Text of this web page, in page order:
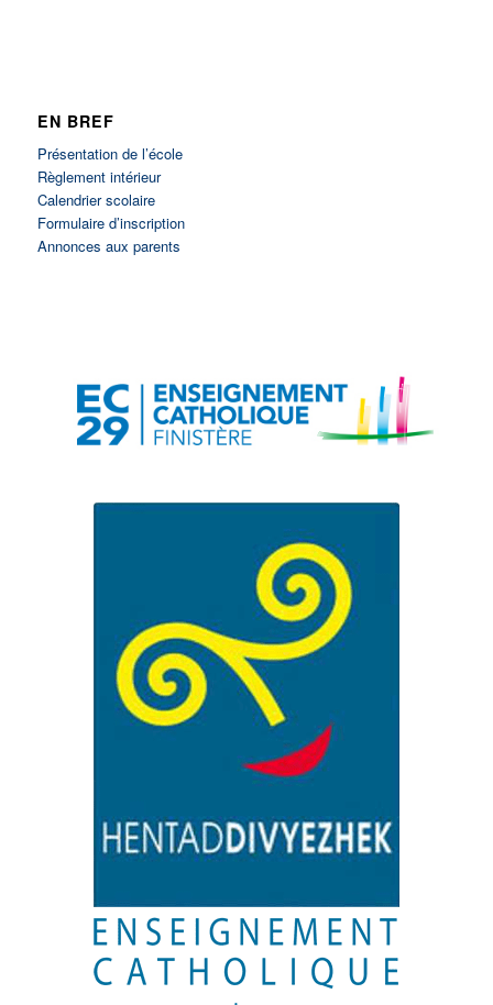
EN BREF
Présentation de l’école
Règlement intérieur
Calendrier scolaire
Formulaire d’inscription
Annonces aux parents